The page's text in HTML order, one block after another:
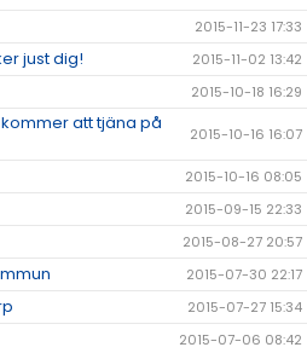
2015-11-23 17:33
just dig! 2015-11-02 13:42
2015-10-18 16:29
kommer att tjäna på
2015-10-16 16:07
2015-10-16 08:05
2015-09-15 22:33
2015-08-27 20:57
2015-07-30 22:17
2015-07-27 15:34
2015-07-06 08:42